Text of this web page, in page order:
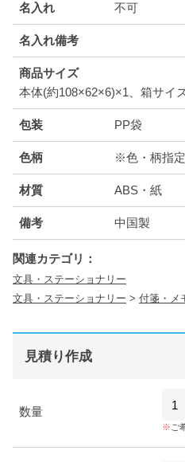
名入れ 不可
名入れ備考
商品サイズ
本体(約108×62×6)×1、箱サイ
包装 PP袋
色柄 ※色・柄指
材質 ABS・紙
備考 中国製
関連カテゴリ：
文具・ステーショナリー
文具・ステーショナリー > 付箋・メ
見積り作成
数量
ご